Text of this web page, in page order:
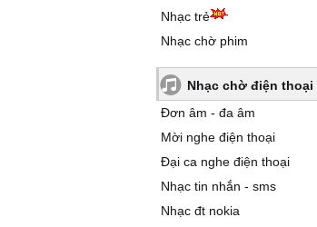
Nhạc trẻ
Nhạc chờ phim
Nhạc chờ điện thoại
Đơn âm - đa âm
Mời nghe điện thoại
Đại ca nghe điện thoại
Nhạc tin nhắn - sms
Nhạc đt nokia